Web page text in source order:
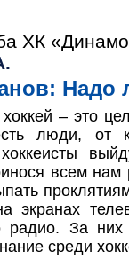
ХК
Надо
– это
люди, от
хоккеисты
всем нам
экранах
радио. За них
среди